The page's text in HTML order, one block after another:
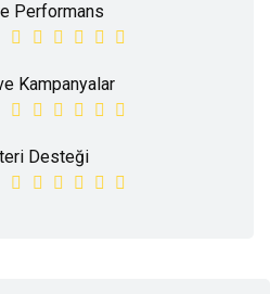
Performans
Kampanyalar
Desteği